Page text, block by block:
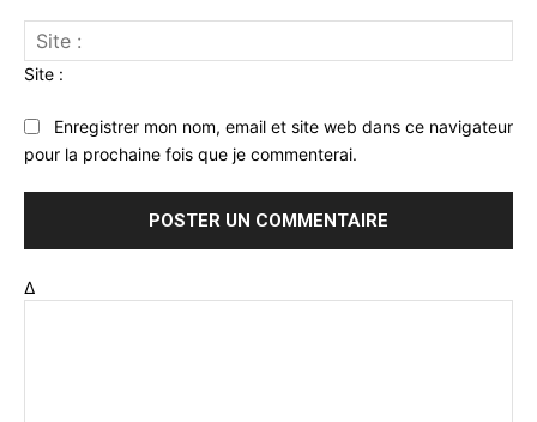
Site :
Enregistrer mon nom, email et site web dans ce navigateur
pour la prochaine fois que je commenterai.
Δ